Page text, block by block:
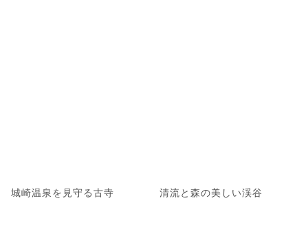
城崎温泉を見守る古寺 清流と森の美しい渓谷